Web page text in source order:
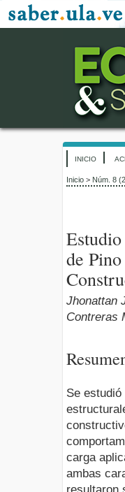
INICIO
Inicio > Núm. 8
de
Jhonattan
Contreras
Se
carga
ambas